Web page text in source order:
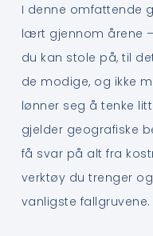
I denne omfattende
lært gjennom årene
du kan stole på, til
de modige, og ikke
lønner seg å tenke
gjelder geografiske
få svar på alt fra
verktøy du trenger
vanligste fallgruvene.